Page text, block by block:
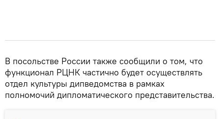
В посольстве России также сообщили о том, что
функционал РЦНК частично будет осуществлять
отдел культуры дипведомства в рамках
полномочий дипломатического представительства.